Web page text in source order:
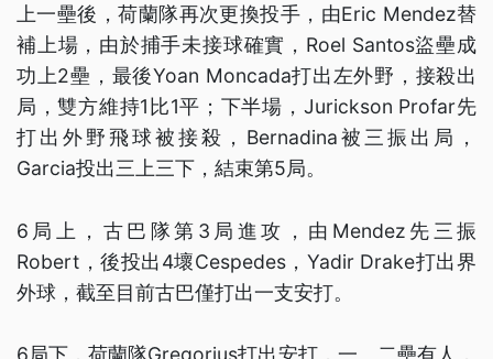
上一壘後，荷蘭隊再次更換投手，由Eric Mendez替
補上場，由於捕手未接球確實，Roel Santos盜壘成
功上2壘，最後Yoan Moncada打出左外野，接殺出
局，雙方維持1比1平；下半場，Jurickson Profar先
打出外野飛球被接殺，Bernadina被三振出局，
Garcia投出三上三下，結束第5局。
6局上，古巴隊第3局進攻，由Mendez先三振
Robert，後投出4壞Cespedes，Yadir Drake打出界
外球，截至目前古巴僅打出一支安打。
6局下，荷蘭隊Gregorius打出安打，一、二壘有人，